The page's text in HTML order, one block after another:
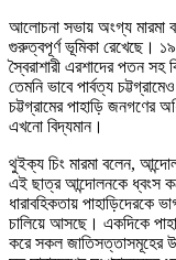
আলোচনা সভায় অংগ্য মারমা
গুরুত্বপূর্ণ ভূমিকা রেখেছে।
স্বৈরাশারী এরশাদের পতন সহ
তেমনি ভাবে পার্বত্য
চট্টগ্রামের পাহাড়ি জনগণের
এখনো বিদ্যমান।
থুইক্য চিং মারমা বলেন,
এই ছাত্র আন্দোলনকে ধ্বংস
ধারাবহিকতায় পাহাড়িদেরকে
চালিয়ে আসছে। একদিকে
করে সকল জাতিসত্তাসমূহের